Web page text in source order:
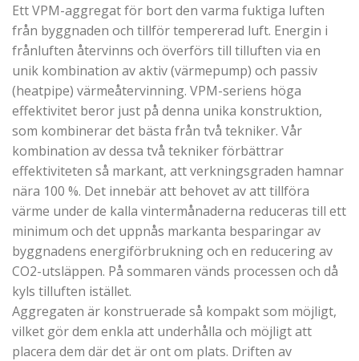
Ett VPM-aggregat för bort den varma fuktiga luften
från byggnaden och tillför tempererad luft. Energin i
frånluften återvinns och överförs till tilluften via en
unik kombination av aktiv (värmepump) och passiv
(heatpipe) värmeåtervinning. VPM-seriens höga
effektivitet beror just på denna unika konstruktion,
som kombinerar det bästa från två tekniker. Vår
kombination av dessa två tekniker förbättrar
effektiviteten så markant, att verkningsgraden hamnar
nära 100 %. Det innebär att behovet av att tillföra
värme under de kalla vintermånaderna reduceras till ett
minimum och det uppnås markanta besparingar av
byggnadens energiförbrukning och en reducering av
CO2-utsläppen. På sommaren vänds processen och då
kyls tilluften istället.
Aggregaten är konstruerade så kompakt som möjligt,
vilket gör dem enkla att underhålla och möjligt att
placera dem där det är ont om plats. Driften av